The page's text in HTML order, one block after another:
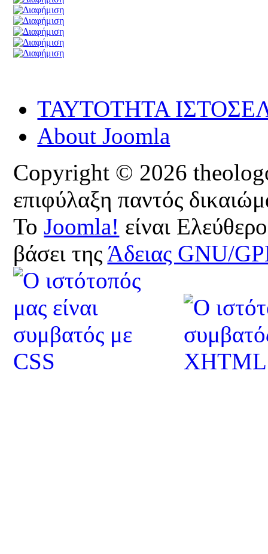
ΤΑΥΤΟΤΗΤΑ
About Joomla
Copyright © 2026
επιφύλαξη παντός
ΤοJoomla! είναι
βάσει της Άδειας GNU/